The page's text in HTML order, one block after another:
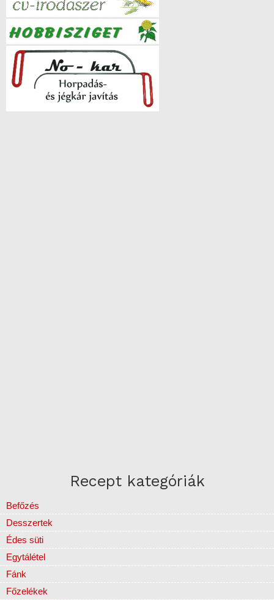
Recept kategóriák
Befőzés
Desszertek
Édes süti
Egytálétel
Fánk
Főzelékek